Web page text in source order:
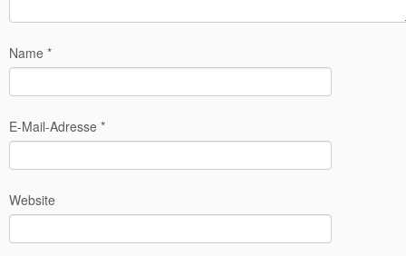
Name *
E-Mail-Adresse *
Website